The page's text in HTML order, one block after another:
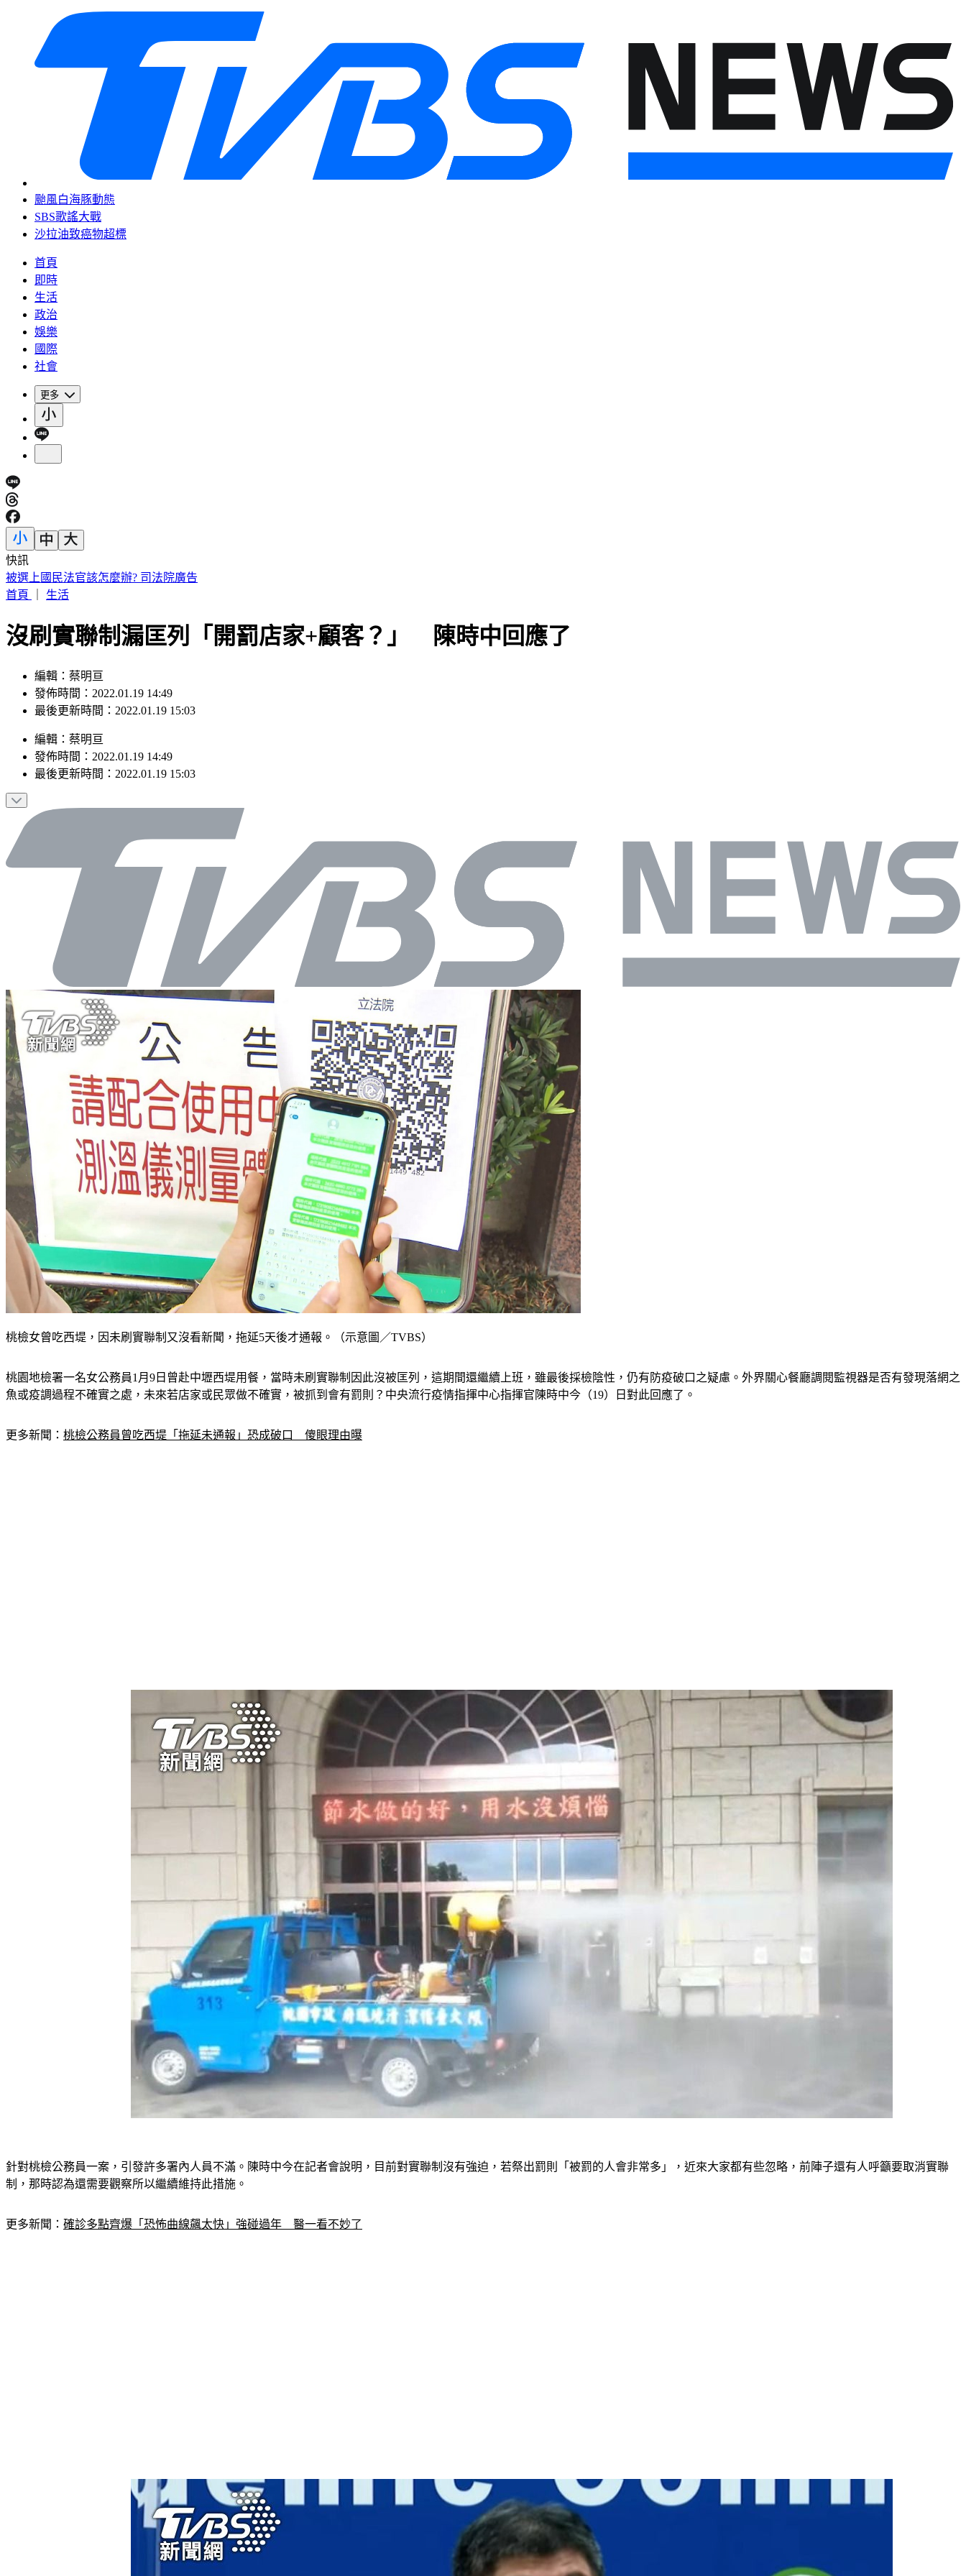
颱風白海豚動態
SBS歌謠大戰
沙拉油致癌物超標
首頁
即時
生活
政治
娛樂
國際
社會
更多
快訊
14:30白海豚颱風海警！父親節針對「這縣市」發陸警
首頁
生活
沒刷實聯制漏匡列「開罰店家+顧客？」 陳時中回應了
編輯：蔡明亘
發佈時間：2022.01.19 14:49
最後更新時間：2022.01.19 15:03
編輯 ： 蔡明亘
發佈時間： 2022.01.19 14:49
最後更新時間： 2022.01.19 15:03
桃檢女曾吃西堤，因未刷實聯制又沒看新聞，拖延5天後才通報。（示意圖／TVBS）
桃園地檢署一名女公務員1月9日曾赴中壢西堤用餐，當時未刷實聯制因此沒被匡列，這期間還繼續上班，雖最後採檢陰性，仍有防疫破口之疑慮。外界關心餐廳調閱監視器是否有發現落網之
魚或疫調過程不確實之處，未來若店家或民眾做不確實，被抓到會有罰則？中央流行疫情指揮中心指揮官陳時中今（19）日對此回應了。
更多新聞： 桃檢公務員曾吃西堤「拖延未通報」恐成破口　傻眼理由曝
針對桃檢公務員一案，引發許多署內人員不滿。陳時中今在記者會說明，目前對實聯制沒有強迫，若祭出罰則「被罰的人會非常多」，近來大家都有些忽略，前陣子還有人呼籲要取消實聯
制，那時認為還需要觀察所以繼續維持此措施。
更多新聞： 確診多點齊爆「恐怖曲線飆太快」強碰過年　醫一看不妙了